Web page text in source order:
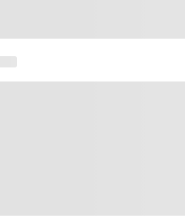
ex-deputado Ismar Marques: